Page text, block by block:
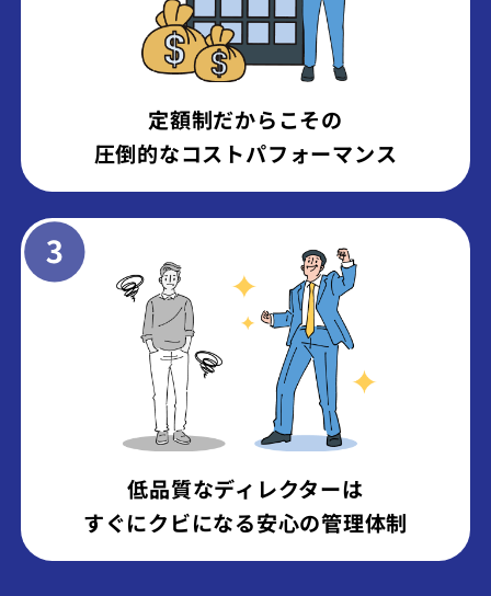
定額制だからこその
圧倒的なコストパフォーマンス
低品質なディレクターは
すぐにクビになる安心の管理体制